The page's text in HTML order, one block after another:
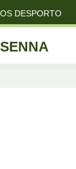
DESPORTO